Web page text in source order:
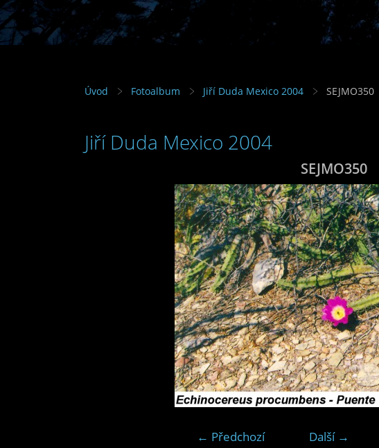
Úvod Fotoalbum Jiří Duda Mexico 2004 SEJMO350
Jiří Duda Mexico 2004
SEJMO350
← Předchozí Další →